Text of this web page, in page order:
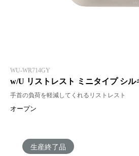
WU-WR714GY
w/U リストレスト ミニタイプ シル
手首の負荷を軽減してくれるリストレスト
オープン
生産終了品